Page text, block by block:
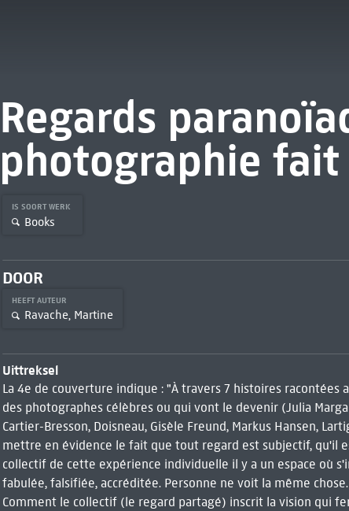
Regards
photographie
IS SOORT WERK
Books
DOOR
HEEFT AUTEUR
Ravache, Martine
Uittreksel
La 4e de couverture indique : "À travers 7 histoires
des photographes célèbres ou qui vont le devenir (Julia
Cartier-Bresson, Doisneau, Gisèle Freund, Markus Hansen,
mettre en évidence le fait que tout regard est subjectif, qu'il
collectif de cette expérience individuelle il y a un espace où
fabulée, falsifiée, accréditée. Personne ne voit la même
Comment le collectif (le regard partagé) inscrit la vision qui